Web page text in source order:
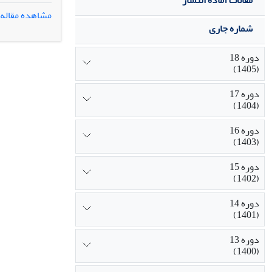
بررسی بوده
مشاهده مقاله
شماره جاری
دوره 18
(1405)
دوره 17
(1404)
دوره 16
(1403)
دوره 15
(1402)
دوره 14
(1401)
دوره 13
(1400)